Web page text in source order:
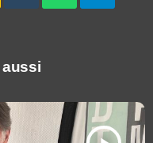
aussi